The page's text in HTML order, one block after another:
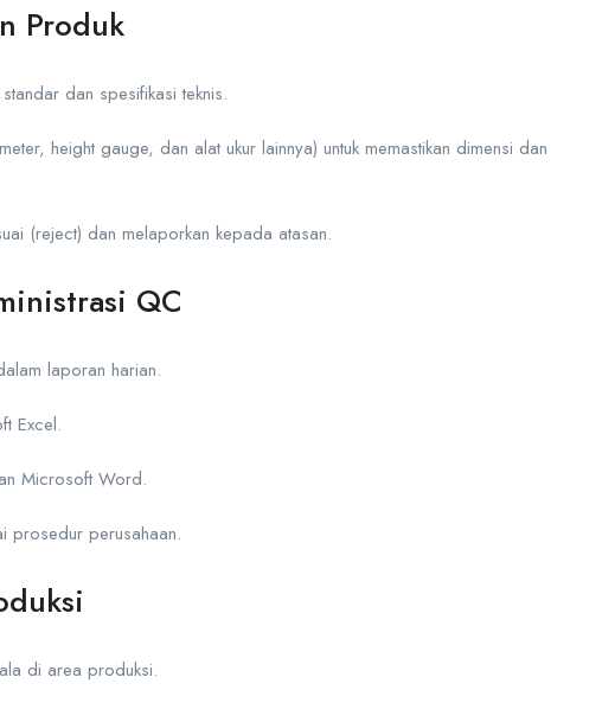
Produk
dan spesifikasi teknis.
height gauge, dan alat ukur lainnya) untuk memastikan dimensi dan
(reject) dan melaporkan kepada atasan.
QC
laporan harian.
Excel.
Microsoft Word.
prosedur perusahaan.
di area produksi.